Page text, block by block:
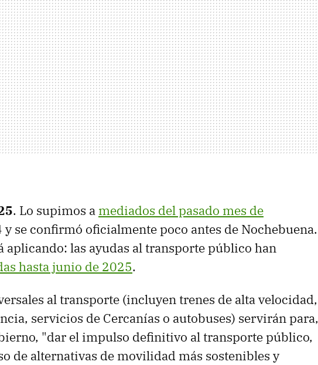
. Lo supimos a mediados del pasado mes de
y se confirmó oficialmente poco antes de Nochebuena.
aplicando: las ayudas al transporte público han
hasta junio de 2025.
al transporte (incluyen trenes de alta velocidad,
servicios de Cercanías o autobuses) servirán para,
"dar el impulso definitivo al transporte público,
de alternativas de movilidad más sostenibles y